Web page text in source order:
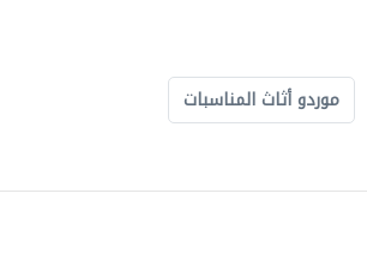
موردو أثاث المناسبات